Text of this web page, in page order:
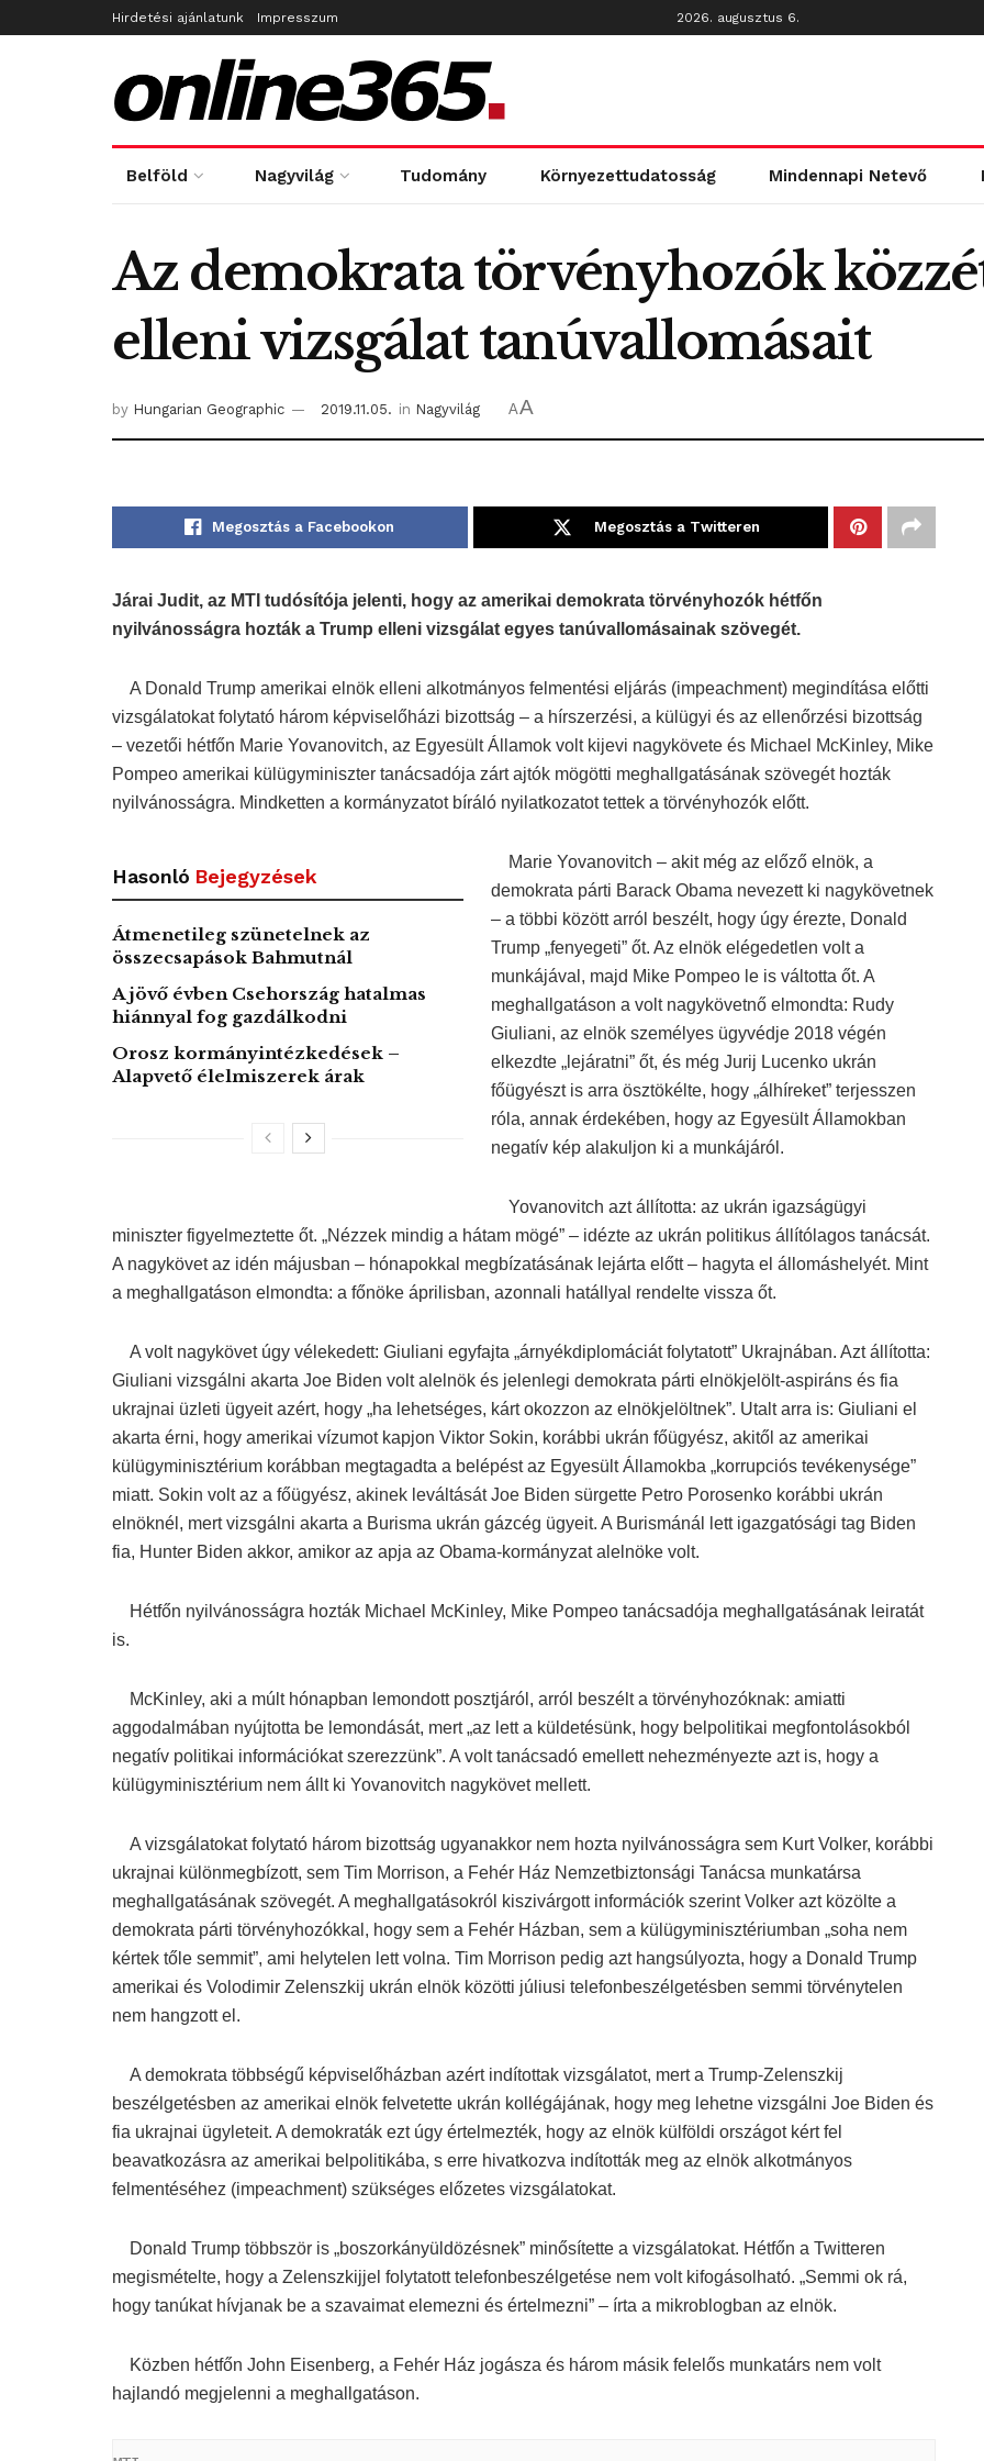
Hirdetési ajánlatunk Impresszum 2026. augusztus 6.
Belföld Nagyvilág Tudomány Környezettudatosság Mindennapi Netevő
Az demokrata törvényhozók
elleni vizsgálat tanúvallomásait
by Hungarian Geographic 2019.11.05. in Nagyvilág AA
Megosztás a Facebookon Megosztás a Twitteren
Járai Judit, az MTI tudósítója jelenti, hogy az amerikai demokrata törvényhozók hétfőn
nyilvánosságra hozták a Trump elleni vizsgálat egyes tanúvallomásainak szövegét.
A Donald Trump amerikai elnök elleni alkotmányos felmentési eljárás (impeachment) megindítása előtti
vizsgálatokat folytató három képviselőházi bizottság – a hírszerzési, a külügyi és az ellenőrzési bizottság
– vezetői hétfőn Marie Yovanovitch, az Egyesült Államok volt kijevi nagykövete és Michael McKinley, Mike
Pompeo amerikai külügyminiszter tanácsadója zárt ajtók mögötti meghallgatásának szövegét hozták
nyilvánosságra. Mindketten a kormányzatot bíráló nyilatkozatot tettek a törvényhozók előtt.
Hasonló Bejegyzések
Átmenetileg szünetelnek az
összecsapások Bahmutnál
A jövő évben Csehország hatalmas
hiánnyal fog gazdálkodni
Orosz kormányintézkedések –
Alapvető élelmiszerek árak
Marie Yovanovitch – akit még az előző elnök, a
demokrata párti Barack Obama nevezett ki nagykövetnek
– a többi között arról beszélt, hogy úgy érezte, Donald
Trump „fenyegeti” őt. Az elnök elégedetlen volt a
munkájával, majd Mike Pompeo le is váltotta őt. A
meghallgatáson a volt nagykövetnő elmondta: Rudy
Giuliani, az elnök személyes ügyvédje 2018 végén
elkezdte „lejáratni” őt, és még Jurij Lucenko ukrán
főügyészt is arra ösztökélte, hogy „álhíreket” terjesszen
róla, annak érdekében, hogy az Egyesült Államokban
negatív kép alakuljon ki a munkájáról.
Yovanovitch azt állította: az ukrán igazságügyi
miniszter figyelmeztette őt. „Nézzek mindig a hátam mögé” – idézte az ukrán politikus állítólagos tanácsát.
A nagykövet az idén májusban – hónapokkal megbízatásának lejárta előtt – hagyta el állomáshelyét. Mint
a meghallgatáson elmondta: a főnöke áprilisban, azonnali hatállyal rendelte vissza őt.
A volt nagykövet úgy vélekedett: Giuliani egyfajta „árnyékdiplomáciát folytatott” Ukrajnában. Azt állította:
Giuliani vizsgálni akarta Joe Biden volt alelnök és jelenlegi demokrata párti elnökjelölt-aspiráns és fia
ukrajnai üzleti ügyeit azért, hogy „ha lehetséges, kárt okozzon az elnökjelöltnek”. Utalt arra is: Giuliani el
akarta érni, hogy amerikai vízumot kapjon Viktor Sokin, korábbi ukrán főügyész, akitől az amerikai
külügyminisztérium korábban megtagadta a belépést az Egyesült Államokba „korrupciós tevékenysége”
miatt. Sokin volt az a főügyész, akinek leváltását Joe Biden sürgette Petro Porosenko korábbi ukrán
elnöknél, mert vizsgálni akarta a Burisma ukrán gázcég ügyeit. A Burismánál lett igazgatósági tag Biden
fia, Hunter Biden akkor, amikor az apja az Obama-kormányzat alelnöke volt.
Hétfőn nyilvánosságra hozták Michael McKinley, Mike Pompeo tanácsadója meghallgatásának leiratát
is.
McKinley, aki a múlt hónapban lemondott posztjáról, arról beszélt a törvényhozóknak: amiatti
aggodalmában nyújtotta be lemondását, mert „az lett a küldetésünk, hogy belpolitikai megfontolásokból
negatív politikai információkat szerezzünk”. A volt tanácsadó emellett nehezményezte azt is, hogy a
külügyminisztérium nem állt ki Yovanovitch nagykövet mellett.
A vizsgálatokat folytató három bizottság ugyanakkor nem hozta nyilvánosságra sem Kurt Volker, korábbi
ukrajnai különmegbízott, sem Tim Morrison, a Fehér Ház Nemzetbiztonsági Tanácsa munkatársa
meghallgatásának szövegét. A meghallgatásokról kiszivárgott információk szerint Volker azt közölte a
demokrata párti törvényhozókkal, hogy sem a Fehér Házban, sem a külügyminisztériumban „soha nem
kértek tőle semmit”, ami helytelen lett volna. Tim Morrison pedig azt hangsúlyozta, hogy a Donald Trump
amerikai és Volodimir Zelenszkij ukrán elnök közötti júliusi telefonbeszélgetésben semmi törvénytelen
nem hangzott el.
A demokrata többségű képviselőházban azért indítottak vizsgálatot, mert a Trump-Zelenszkij
beszélgetésben az amerikai elnök felvetette ukrán kollégájának, hogy meg lehetne vizsgálni Joe Biden és
fia ukrajnai ügyleteit. A demokraták ezt úgy értelmezték, hogy az elnök külföldi országot kért fel
beavatkozásra az amerikai belpolitikába, s erre hivatkozva indították meg az elnök alkotmányos
felmentéséhez (impeachment) szükséges előzetes vizsgálatokat.
Donald Trump többször is „boszorkányüldözésnek” minősítette a vizsgálatokat. Hétfőn a Twitteren
megismételte, hogy a Zelenszkijjel folytatott telefonbeszélgetése nem volt kifogásolható. „Semmi ok rá,
hogy tanúkat hívjanak be a szavaimat elemezni és értelmezni” – írta a mikroblogban az elnök.
Közben hétfőn John Eisenberg, a Fehér Ház jogásza és három másik felelős munkatárs nem volt
hajlandó megjelenni a meghallgatáson.